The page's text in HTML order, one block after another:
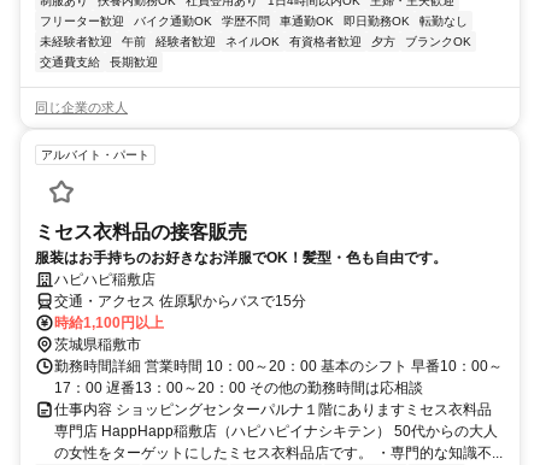
フリーター歓迎
バイク通勤OK 学歴不問 車通勤OK 即日勤務OK
転勤なし
未経験者歓迎
午前 経験者歓迎 ネイルOK 有資格者歓迎 夕方
ブランクOK
交通費支給
長期歓迎
同じ企業の求人
アルバイト・パート
ミセス衣料品の接客販売
服装はお手持ちのお好きなお洋服でOK！髪型・色も自由です。
ハピハピ稲敷店
交通・アクセス 佐原駅からバスで15分
時給1,100円以上
茨城県稲敷市
勤務時間詳細 営業時間 10：00～20：00 基本のシフト 早番10：00～
17：00 遅番13：00～20：00 その他の勤務時間は応相談
仕事内容 ショッピングセンターパルナ１階にありますミセス衣料品
専門店 HappHapp稲敷店（ハピハピイナシキテン） 50代からの大人
の女性をターゲットにしたミセス衣料品店です。 ・専門的な知識不...